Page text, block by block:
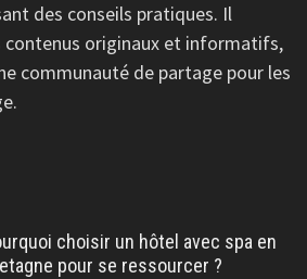
des conseils pratiques. Il
contenus originaux et informatifs,
communauté de partage pour les
choisir un hôtel avec spa en
pour se ressourcer ?